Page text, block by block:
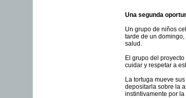
Una segunda
Un grupo de niños
tarde de un
salud.
El grupo del
cuidar y respetar a
La tortuga mueve
depositarla sobre la
instintivamente por